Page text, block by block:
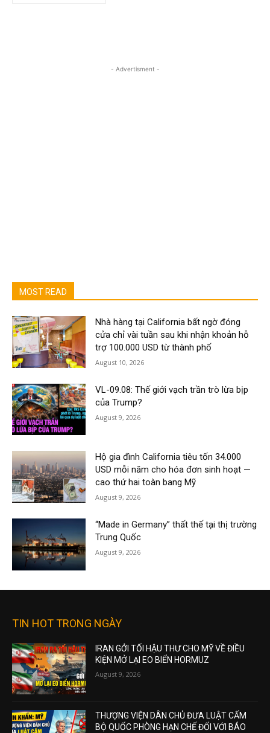
- Advertisment -
MOST READ
Nhà hàng tại California bất ngờ đóng
cửa chỉ vài tuần sau khi nhận khoản hỗ
trợ 100.000 USD từ thành phố
August 10, 2026
VL-09.08: Thế giới vạch trần trò lừa bịp
của Trump?
August 9, 2026
Hộ gia đình California tiêu tốn 34.000
USD mỗi năm cho hóa đơn sinh hoạt —
cao thứ hai toàn bang Mỹ
August 9, 2026
“Made in Germany” thất thế tại thị trường
Trung Quốc
August 9, 2026
TIN HOT TRONG NGÀY
IRAN GỞI TỐI HẬU THƯ CHO MỸ VỀ ĐIỀU
KIỆN MỞ LẠI EO BIỂN HORMUZ
August 9, 2026
THƯỢNG VIỆN DÂN CHỦ ĐƯA LUẬT CẤM
BỘ QUỐC PHÒNG HẠN CHẾ ĐỐI VỚI BÁO